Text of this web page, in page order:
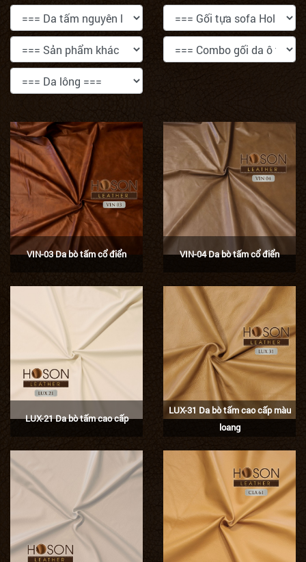
VIN-03 Da bò tấm cổ điển VIN-04 Da bò tấm cổ điển
LUX-21 Da bò tấm cao cấp
LUX-31 Da bò tấm cao cấp màu
loang